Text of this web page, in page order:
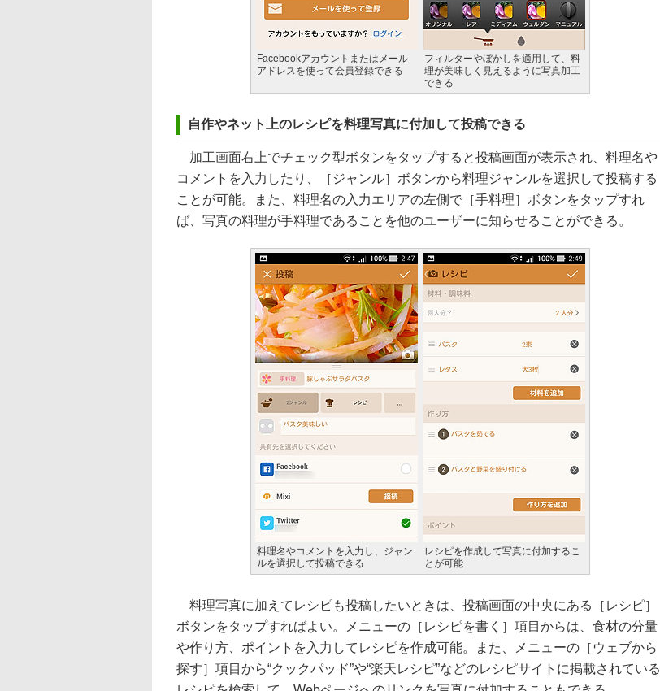
Facebookアカウントまたはメール
アドレスを使って会員登録できる
フィルターやぼかしを適用して、料
理が美味しく見えるように写真加工
できる
自作やネット上のレシピを料理写真に付加して投稿できる
加工画面右上でチェック型ボタンをタップすると投稿画面が表示され、料理名や
コメントを入力したり、［ジャンル］ボタンから料理ジャンルを選択して投稿する
ことが可能。また、料理名の入力エリアの左側で［手料理］ボタンをタップすれ
ば、写真の料理が手料理であることを他のユーザーに知らせることができる。
料理名やコメントを入力し、ジャン
ルを選択して投稿できる
レシピを作成して写真に付加するこ
とが可能
料理写真に加えてレシピも投稿したいときは、投稿画面の中央にある［レシピ］
ボタンをタップすればよい。メニューの［レシピを書く］項目からは、食材の分量
や作り方、ポイントを入力してレシピを作成可能。また、メニューの［ウェブから
探す］項目から“クックパッド”や“楽天レシピ”などのレシピサイトに掲載されている